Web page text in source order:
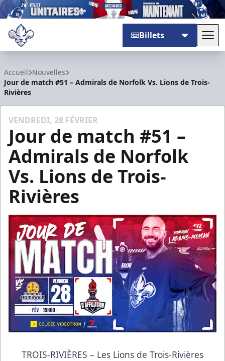
Billets
Accueil Nouvelles
Jour de match #51 – Admirals de Norfolk Vs. Lions de Trois-
Rivières
VENDREDI, 28 FÉVRIER
Jour de match #51 –
Admirals de Norfolk
Vs. Lions de Trois-
Rivières
TROIS-RIVIÈRES – Les Lions de Trois-Rivières